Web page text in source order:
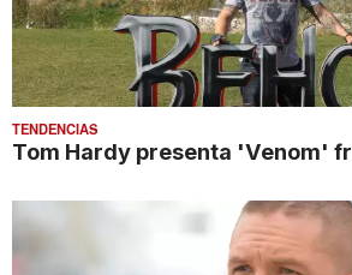
TENDENCIAS
Tom Hardy presenta 'Venom'